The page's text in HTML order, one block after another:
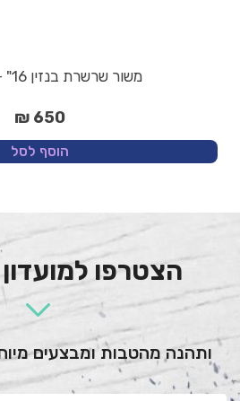
משור שרשרת בנזין 16" - 45 סמ"ק
650 ₪
הוסף לסל
הצטרפו
ותהנה מהטבות ומבצעים